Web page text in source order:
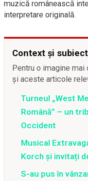
muzică românească
interpretare originală.
Context și
Pentru o imagine
și aceste articole
Turneul „West
Română” – un
Occident
Musical
Korch și invitați
S-au pus în